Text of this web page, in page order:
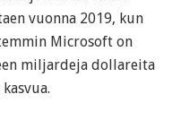
vuonna 2019, kun
Microsoft on
miljardeja dollareita